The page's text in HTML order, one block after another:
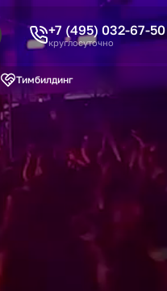
+7 (495) 032-67-50
круглосуточно
Тимбилдинг